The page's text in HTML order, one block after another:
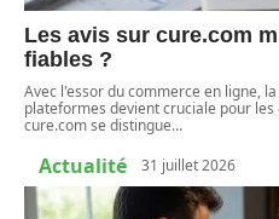
Les avis sur cure.com
fiables ?
Avec l'essor du commerce en ligne,
plateformes devient cruciale pour
cure.com se distingue…
Actualité 31 juillet 2026